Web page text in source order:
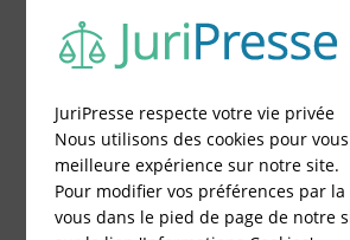
Constitution de société
Modification de société
Cessation d'activité
JuriPresse respecte votre vie privée
Nous utilisons des cookies pour
meilleure expérience sur notre site.
Pour modifier vos préférences par
vous dans le pied de page de notre